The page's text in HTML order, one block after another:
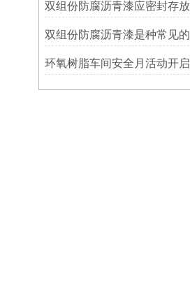
环氧树脂车间安全月活动开启